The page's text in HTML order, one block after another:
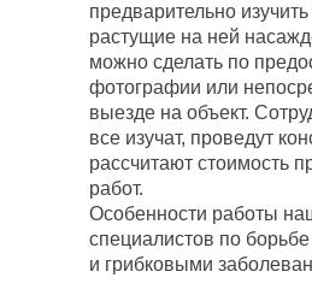
предварительно
растущие на ней
можно сделать по
фотографии или
выезде на объект.
все изучат, проведут
рассчитают стоимость
работ.
Особенности работы
специалистов по
и грибковыми